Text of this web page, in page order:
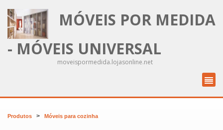
MÓVEIS POR MEDIDA
- MÓVEIS UNIVERSAL
moveispormedida.lojasonline.net
Produtos > Móveis para cozinha